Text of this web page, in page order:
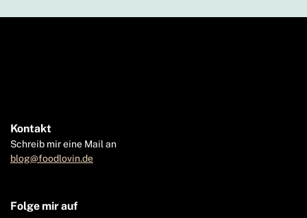
Kontakt
Schreib mir eine Mail an
blog@foodlovin.de
Folge mir auf